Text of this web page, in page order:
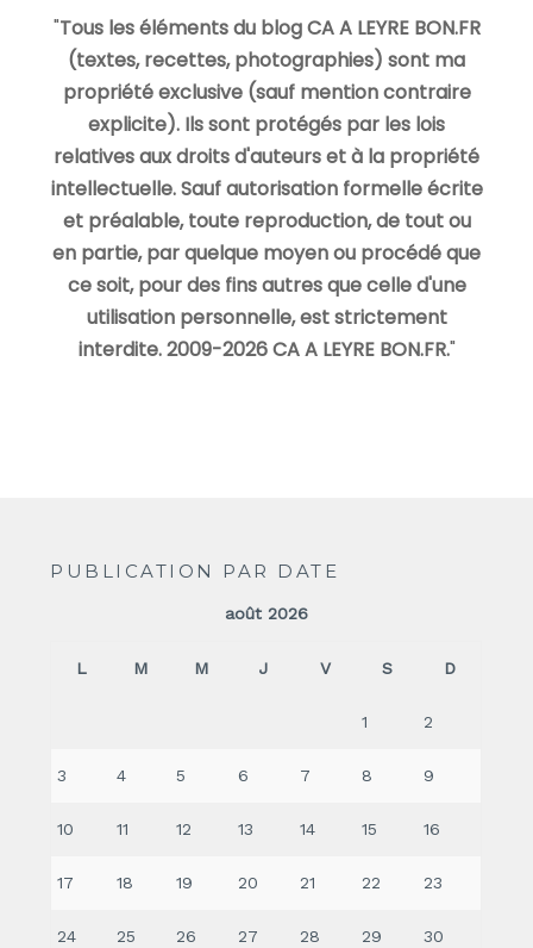
"Tous les éléments du blog CA A LEYRE BON.FR
(textes, recettes, photographies) sont ma
propriété exclusive (sauf mention contraire
explicite). Ils sont protégés par les lois
relatives aux droits d'auteurs et à la propriété
intellectuelle. Sauf autorisation formelle écrite
et préalable, toute reproduction, de tout ou
en partie, par quelque moyen ou procédé que
ce soit, pour des fins autres que celle d'une
utilisation personnelle, est strictement
interdite. 2009-2026 CA A LEYRE BON.FR."
PUBLICATION PAR DATE
août 2026
L M M J V S D
1 2
3 4 5 6 7 8 9
10 11 12 13 14 15 16
17 18 19 20 21 22 23
24 25 26 27 28 29 30